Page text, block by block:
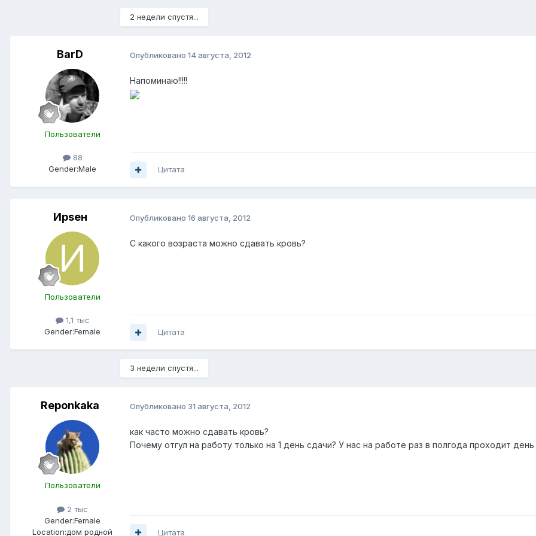
2 недели спустя...
BarD
Пользователи
88
Gender:Male
Опубликовано 14 августа, 2012
Напоминаю!!!!!
Цитата
Ирsен
Пользователи
1,1 тыс
Gender:Female
Опубликовано 16 августа, 2012
С какого возраста можно сдавать кровь?
Цитата
3 недели спустя...
Reponkaka
Пользователи
2 тыс
Gender:Female
Location:дом родной
Опубликовано 31 августа, 2012
как часто можно сдавать кровь?
Почему отгул на работу только на 1 день сдачи? У нас на работе раз в полгода проходит
Цитата